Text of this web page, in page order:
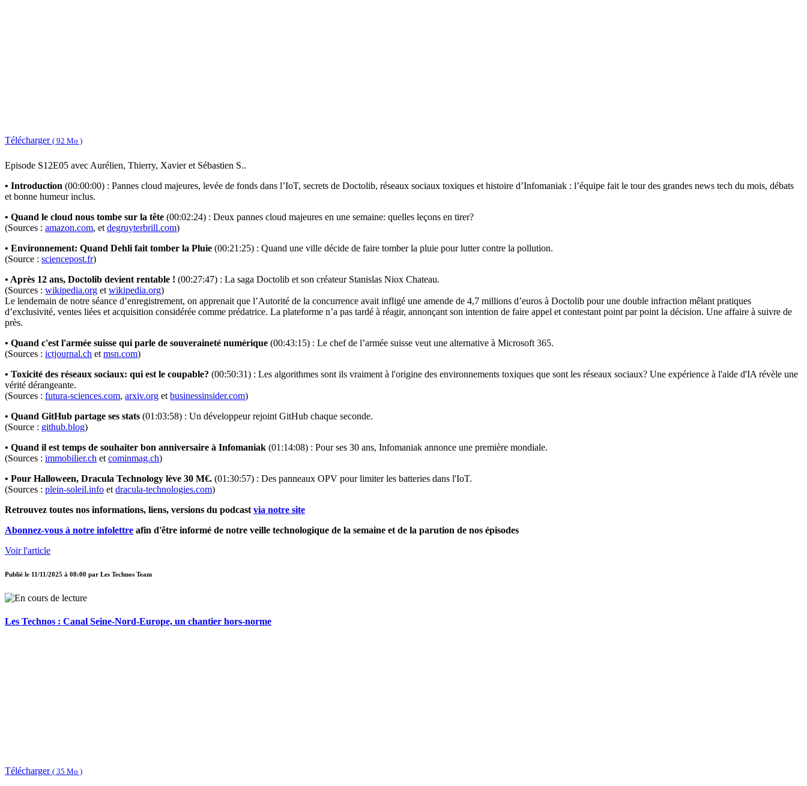
Télécharger ( 92 Mo )
Episode S12E05 avec Aurélien, Thierry, Xavier et Sébastien S..
• Introduction (00:00:00) : Pannes cloud majeures, levée de fonds dans l’IoT, secrets de Doctolib, réseaux sociaux toxiques et histoire d’Infomaniak : l’équipe fait le tour des grandes news tech du mois, débats
et bonne humeur inclus.
• Quand le cloud nous tombe sur la tête (00:02:24) : Deux pannes cloud majeures en une semaine: quelles leçons en tirer?
(Sources : amazon.com, et degruyterbrill.com)
• Environnement: Quand Dehli fait tomber la Pluie (00:21:25) : Quand une ville décide de faire tomber la pluie pour lutter contre la pollution.
(Source : sciencepost.fr)
• Après 12 ans, Doctolib devient rentable ! (00:27:47) : La saga Doctolib et son créateur Stanislas Niox Chateau.
(Sources : wikipedia.org et wikipedia.org)
Le lendemain de notre séance d’enregistrement, on apprenait que l’Autorité de la concurrence avait infligé une amende de 4,7 millions d’euros à Doctolib pour une double infraction mêlant pratiques
d’exclusivité, ventes liées et acquisition considérée comme prédatrice. La plateforme n’a pas tardé à réagir, annonçant son intention de faire appel et contestant point par point la décision. Une affaire à suivre de
près.
• Quand c'est l'armée suisse qui parle de souveraineté numérique (00:43:15) : Le chef de l’armée suisse veut une alternative à Microsoft 365.
(Sources : ictjournal.ch et msn.com)
• Toxicité des réseaux sociaux: qui est le coupable? (00:50:31) : Les algorithmes sont ils vraiment à l'origine des environnements toxiques que sont les réseaux sociaux? Une expérience à l'aide d'IA révèle une
vérité dérangeante.
(Sources : futura-sciences.com, arxiv.org et businessinsider.com)
• Quand GitHub partage ses stats (01:03:58) : Un développeur rejoint GitHub chaque seconde.
(Source : github.blog)
• Quand il est temps de souhaiter bon anniversaire à Infomaniak (01:14:08) : Pour ses 30 ans, Infomaniak annonce une première mondiale.
(Sources : immobilier.ch et cominmag.ch)
• Pour Halloween, Dracula Technology lève 30 M€. (01:30:57) : Des panneaux OPV pour limiter les batteries dans l'IoT.
(Sources : plein-soleil.info et dracula-technologies.com)
Retrouvez toutes nos informations, liens, versions du podcast via notre site
Abonnez-vous à notre infolettre afin d'être informé de notre veille technologique de la semaine et de la parution de nos épisodes
Voir l'article
Publié le 11/11/2025 à 08:00 par Les Technos Team
Les Technos : Canal Seine-Nord-Europe, un chantier hors-norme
Télécharger ( 35 Mo )